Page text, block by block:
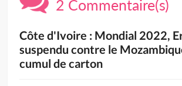
2 Commentaire(s)
Côte d'Ivoire : Mondial 2022,
suspendu contre le
cumul de carton